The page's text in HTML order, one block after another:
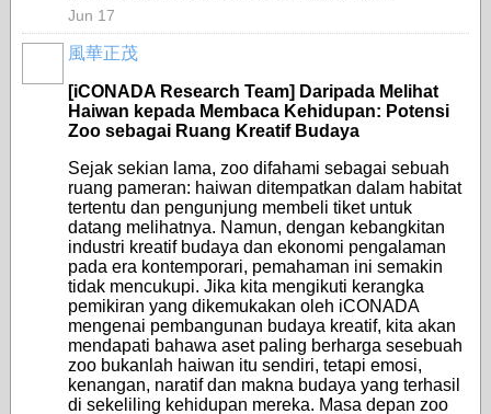
Jun 17
風華正茂
[iCONADA Research Team] Daripada Melihat
Haiwan kepada Membaca Kehidupan: Potensi
Zoo sebagai Ruang Kreatif Budaya
Sejak sekian lama, zoo difahami sebagai sebuah
ruang pameran: haiwan ditempatkan dalam habitat
tertentu dan pengunjung membeli tiket untuk
datang melihatnya. Namun, dengan kebangkitan
industri kreatif budaya dan ekonomi pengalaman
pada era kontemporari, pemahaman ini semakin
tidak mencukupi. Jika kita mengikuti kerangka
pemikiran yang dikemukakan oleh iCONADA
mengenai pembangunan budaya kreatif, kita akan
mendapati bahawa aset paling berharga sesebuah
zoo bukanlah haiwan itu sendiri, tetapi emosi,
kenangan, naratif dan makna budaya yang terhasil
di sekeliling kehidupan mereka. Masa depan zoo